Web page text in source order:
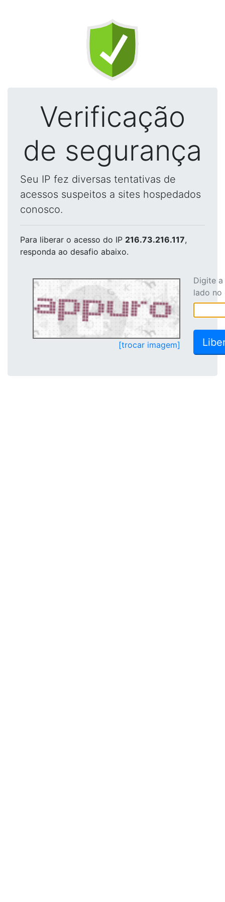
Verificação
de segurança
Seu IP fez diversas tentativas de
acessos suspeitos a sites hospedados
conosco.
Para liberar o acesso do IP 216.73.216.117,
responda ao desafio abaixo.
[trocar imagem]
Digite
lado no